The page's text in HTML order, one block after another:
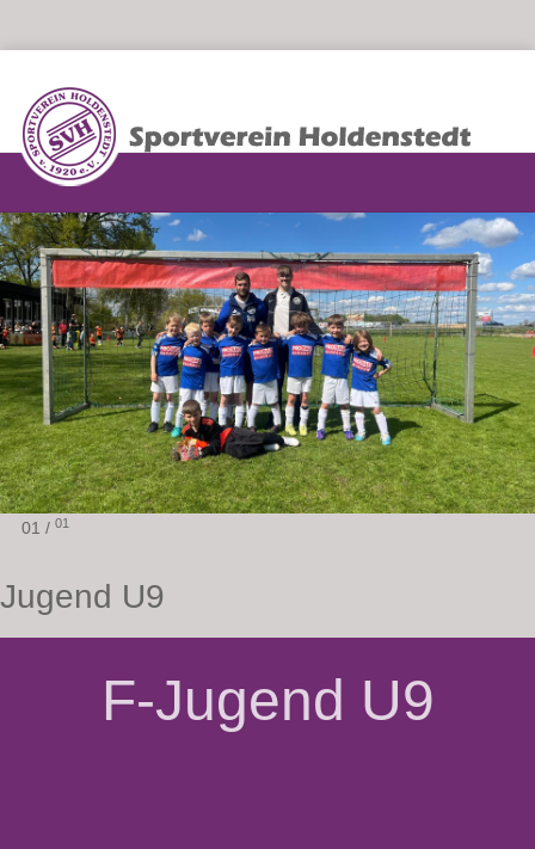
01 / 01
Jugend U9
F-Jugend U9